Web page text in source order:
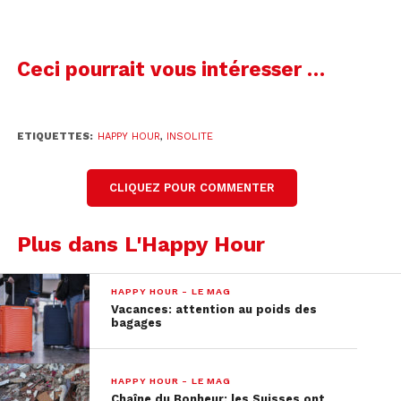
Ceci pourrait vous intéresser …
ETIQUETTES: HAPPY HOUR, INSOLITE
CLIQUEZ POUR COMMENTER
Plus dans L'Happy Hour
HAPPY HOUR - LE MAG
Vacances: attention au poids des
bagages
HAPPY HOUR - LE MAG